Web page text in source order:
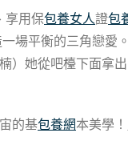
享用保包養女人證包
場平衡的三角戀愛
）她從吧檯下面拿
的基包養網本美學